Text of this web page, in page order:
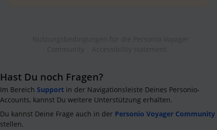
Hast Du noch Fragen?
Im Bereich Support in der Navigationsleiste Deines Personio-
Accounts, kannst Du weitere Unterstützung erhalten.
Du kannst Deine Frage auch in der Personio Voyager Community
stellen.